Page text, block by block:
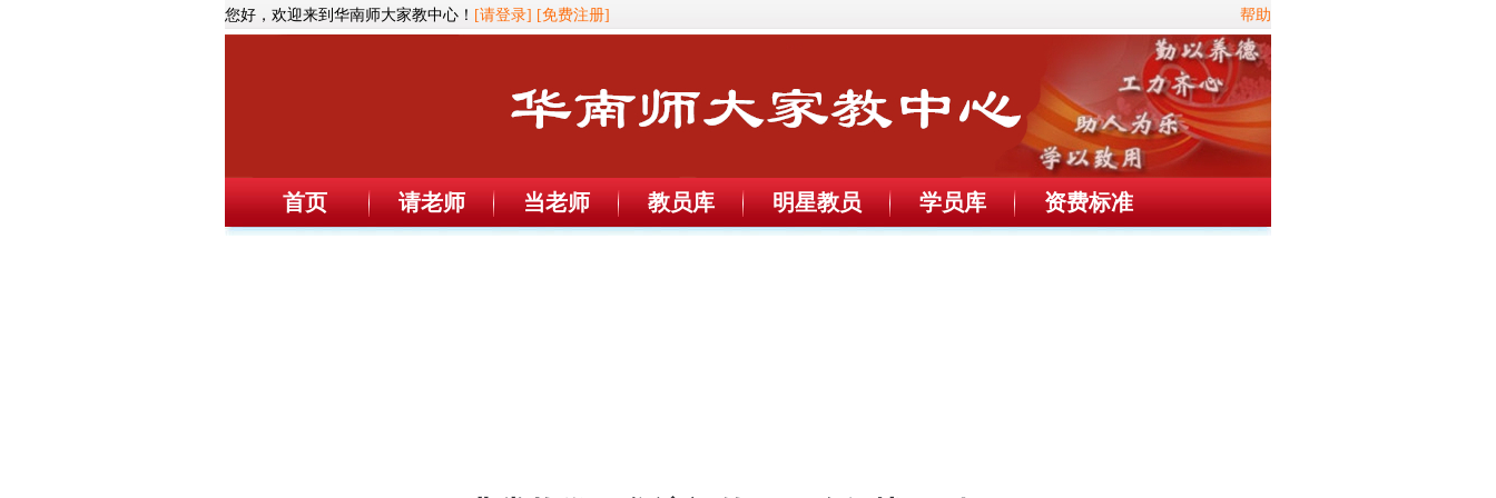
您好，欢迎来到华南师大家教中心！ [请登录] [免费注册] 帮助
首页 请老师 当老师 教员库 明星教员 学员库 资费标准